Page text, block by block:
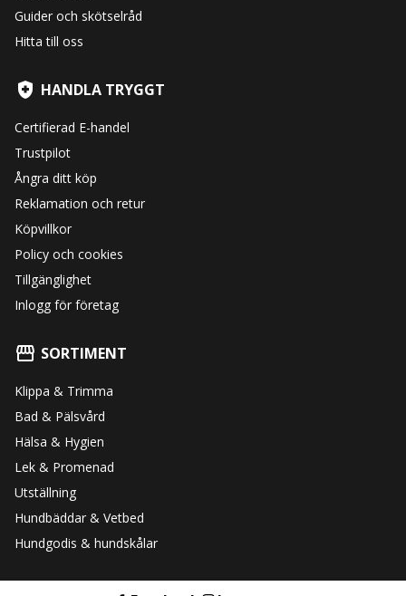
Guider och skötselråd
Hitta till oss
HANDLA TRYGGT
Certifierad E-handel
Trustpilot
Ångra ditt köp
Reklamation och retur
Köpvillkor
Policy och cookies
Tillgänglighet
Inlogg för företag
SORTIMENT
Klippa & Trimma
Bad & Pälsvård
Hälsa & Hygien
Lek & Promenad
Utställning
Hundbäddar & Vetbed
Hundgodis & hundskålar